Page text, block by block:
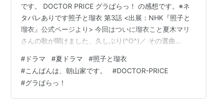
です。 DOCTOR PRICE グラぱらっ！ の感想です。※ネ
タバレありです照子と瑠衣 第3話 <出展：NHK『照子と
瑠衣』公式ページより> 今回はついに瑠衣こと夏木マリ
さんの歌が聞けました、久しぶり(^O^)／ その選曲
学の頃、野球のグランドの土手で泣いている照子のそば
に 座って口ずさんだ思い出の歌でした。 歌い終わって瑠
衣は立ち去ってしまいました。 なんで照子が泣いていた
のか？その後2人は？ は、To be continued・・・でし
# ドラマ #夏ドラマ #照子と瑠衣
#こんばんは、朝山家です。 #DOCTOR-PRICE
#グラぱらっ！